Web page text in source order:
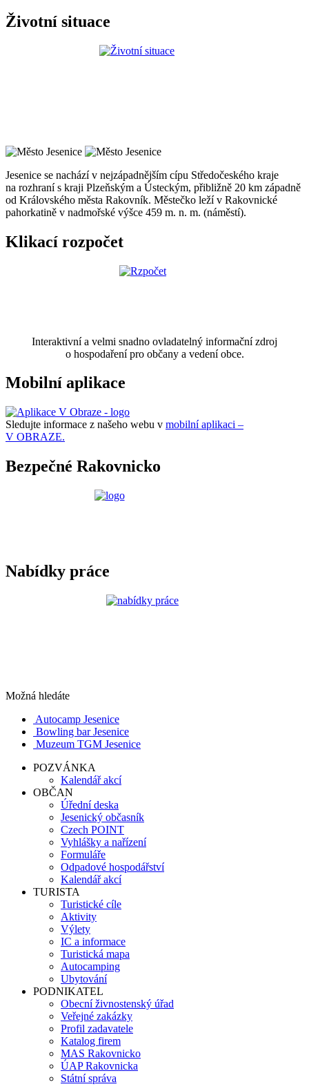
Životní situace
Jesenice se nachází v nejzápadnějším cípu Středočeského kraje
na rozhraní s kraji Plzeňským a Ústeckým, přibližně 20 km západně
od Královského města Rakovník. Městečko leží v Rakovnické
pahorkatině v nadmořské výšce 459 m. n. m. (náměstí).
Klikací rozpočet
Interaktivní a velmi snadno ovladatelný informační zdroj
o hospodaření pro občany a vedení obce.
Mobilní aplikace
Sledujte informace z našeho webu v mobilní aplikaci –
V OBRAZE.
Bezpečné Rakovnicko
Nabídky práce
Možná hledáte
Autocamp Jesenice
Bowling bar Jesenice
Muzeum TGM Jesenice
POZVÁNKA
Kalendář akcí
OBČAN
Úřední deska
Jesenický občasník
Czech POINT
Vyhlášky a nařízení
Formuláře
Odpadové hospodářství
Kalendář akcí
TURISTA
Turistické cíle
Aktivity
Výlety
IC a informace
Turistická mapa
Autocamping
Ubytování
PODNIKATEL
Obecní živnostenský úřad
Veřejné zakázky
Profil zadavatele
Katalog firem
MAS Rakovnicko
ÚAP Rakovnicka
Státní správa